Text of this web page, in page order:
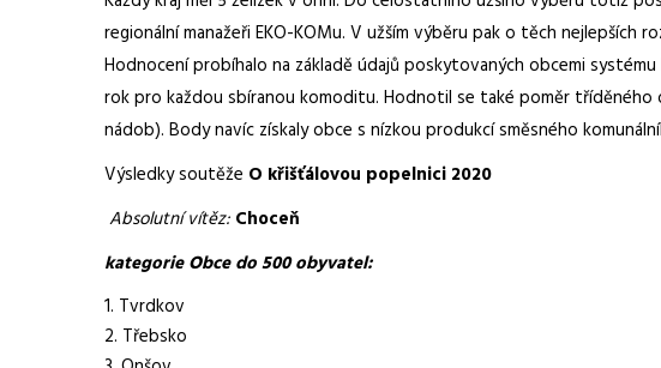
regionální manažeři EKO-KOMu. V užším výběru pak o těch
Hodnocení probíhalo na základě údajů poskytovaných obcemi
rok pro každou sbíranou komoditu. Hodnotil se také poměr
nádob). Body navíc získaly obce s nízkou produkcí směsného
Výsledky soutěže O křišťálovou popelnici 2020
Absolutní vítěz: Choceň
kategorie Obce do 500 obyvatel:
Tvrdkov
Třebsko